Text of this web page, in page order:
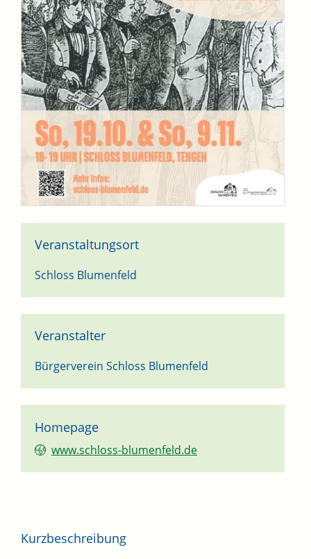
Homepage
www.schloss-blumenfeld.de
Kurzbeschreibung
Veranstaltungsort
Schloss Blumenfeld
Veranstalter
Bürgerverein Schloss Blumenfeld